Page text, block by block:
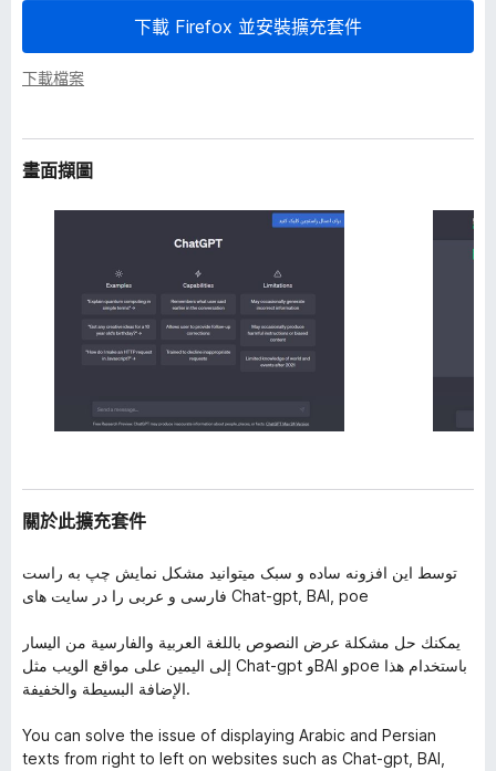
下載 Firefox 並安裝擴充套件
下載檔案
畫面擷圖
關於此擴充套件
توسط این افزونه ساده و سبک میتوانید مشکل نمایش چپ به راست
فارسی و عربی را در سایت های Chat-gpt, BAI, poe
يمكنك حل مشكلة عرض النصوص باللغة العربية والفارسية من اليسار
إلى اليمين على مواقع الويب مثل Chat-gpt وBAI وpoe باستخدام هذا
الإضافة البسيطة والخفيفة.
You can solve the issue of displaying Arabic and Persian
texts from right to left on websites such as Chat-gpt, BAI,